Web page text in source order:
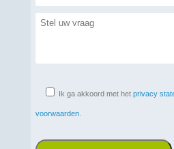
Ik ga akkoord met het privacy
voorwaarden.